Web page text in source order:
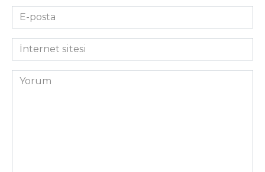
E-
posta
*İnternet
sitesi
Yorum